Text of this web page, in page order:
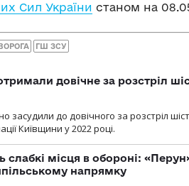
Сил України станом на
ГШ ЗСУ
довічне за розстріл
засудили до довічного за розстріл
Київщини у 2022 році.
місця в обороні:
напрямку